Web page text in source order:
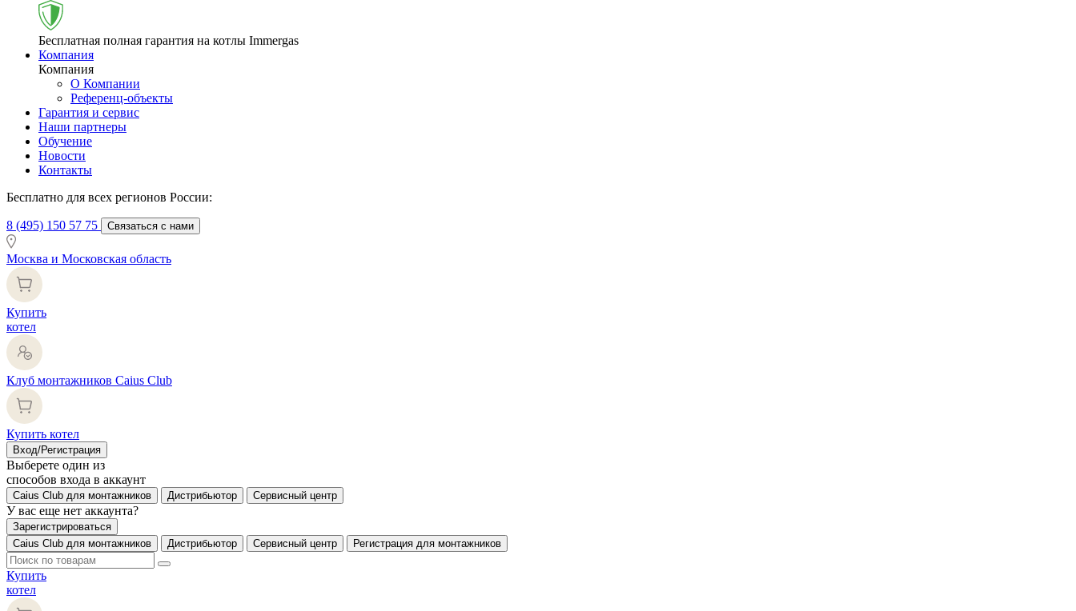
Бесплатная полная гарантия на котлы Immergas
Компания
Компания
О Компании
Референц-объекты
Гарантия и сервис
Наши партнеры
Обучение
Новости
Контакты
Бесплатно для всех регионов России:
8 (495) 150 57 75 Связаться с нами
Москва и Московская область
Купить
котел
Клуб монтажников Caius Club
Купить котел
Вход/Регистрация
Выберете один из
способов входа в аккаунт
Caius Club для монтажников Дистрибьютор Сервисный центр
У вас еще нет аккаунта?
Зарегистрироваться
Caius Club для монтажников
Дистрибьютор Сервисный центр Регистрация для монтажников
Купить
котел